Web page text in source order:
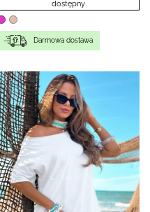
dostępny
Darmowa dostawa